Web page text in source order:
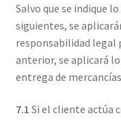
Salvo que se indique
siguientes, se
responsabilidad legal
anterior, se aplicará
entrega de
7.1 Si el cliente actúa